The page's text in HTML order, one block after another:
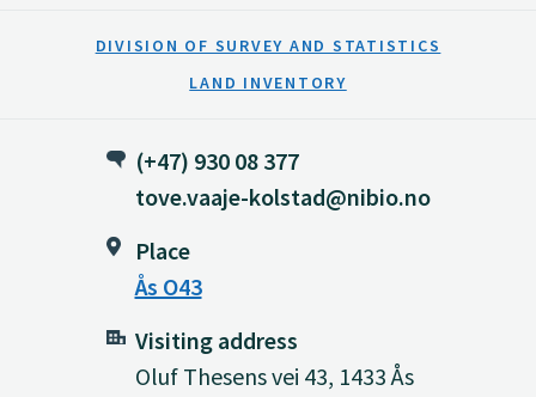
DIVISION OF SURVEY AND STATISTICS
LAND INVENTORY
(+47) 930 08 377
tove.vaaje-kolstad@nibio.no
Place
Ås O43
Visiting address
Oluf Thesens vei 43, 1433 Ås